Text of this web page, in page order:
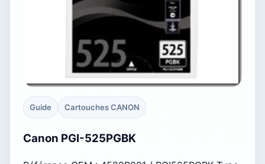
Guide Cartouches CANON
Canon PGI-525PGBK